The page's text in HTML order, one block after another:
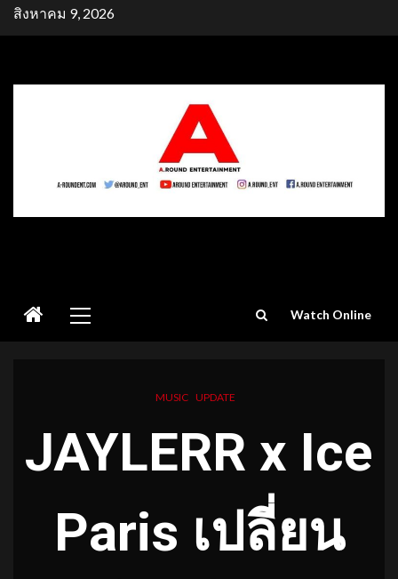
Skipสิงหาคม 9, 2026
Menu
Watch Online
MUSIC UPDATE
JAYLERR x Ice
Paris เปลี่ยน